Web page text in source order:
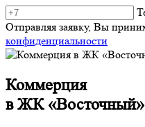
Отправляя заявку, Вы
конфиденциальности
Коммерция
в ЖК «Восточный»